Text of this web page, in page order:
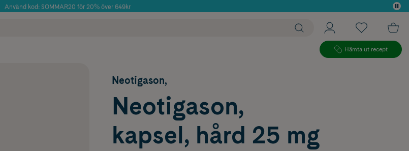
Använd kod: SOMMAR20 för 20% över 649kr
Hämta ut recept
Neotigason,
Neotigason,
kapsel, hård 25 mg